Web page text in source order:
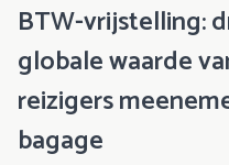
BTW-vrijstelling:
globale waarde
reizigers
bagage